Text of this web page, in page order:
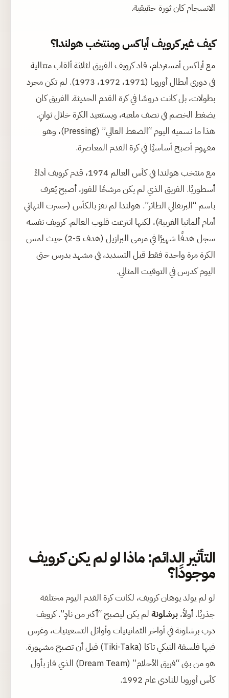
الانسجام كان ثورة حقيقية.
كيف غير كرويف أياكس ومنتخب هولندا؟
مع أياكس أمستردام، قاد كرويف الفريق لثلاثة ألقاب متتالية
في دوري أبطال أوروبا (1971، 1972، 1973). لم تكن مجرد
بطولات، بل كانت دروسًا في كرة القدم الحديثة. الفريق كان
يضغط الخصم في نصف ملعبه، ويستعيد الكرة خلال ثوانٍ.
هذا ما نسميه اليوم “الضغط العالي” (Pressing)، وهو
مفهوم أصبح أساسيًا في كرة القدم المعاصرة.
مع منتخب هولندا في كأس العالم 1974، قدم كرويف أداءً
أسطوريًا. الفريق الذي لم يكن مرشحًا للفوز، أصبح يُعرف
باسم “البرتقالي الطائر”. هولندا لم تفز بالكأس (خسرت النهائي
أمام ألمانيا الغربية)، لكنها انتزعت قلوب العالم. كرويف نفسه
سجل هدفًا شهيرًا في مرمى البرازيل (هدف 5-2) حيث لمس
الكرة مرة واحدة فقط قبل التسديد، في مشهد يدرس حتى
اليوم كدرس في التوقيت المثالي.
التأثير الدائم: ماذا لو لم يكن كرويف
موجودًا؟
لو لم يولد يوهان كرويف، لكانت كرة القدم اليوم مختلفة
جذريًا. أولاً، برشلونة لم يكن ليصبح “أكثر من نادٍ”. كرويف
درب برشلونة في أواخر الثمانينيات وأوائل التسعينيات، وغرس
فيها فلسفة التيكي تاكا (Tiki-Taka) قبل أن تصبح مشهورة.
هو من بنى “فريق الأحلام” (Dream Team) الذي فاز بأول
كأس أوروبا للنادي عام 1992.